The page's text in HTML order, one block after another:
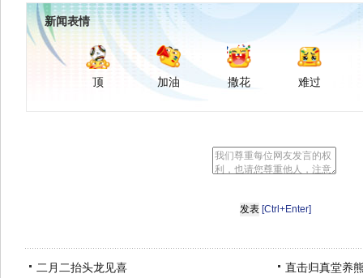
新闻表情
顶 加油 撒花 难过
[Ctrl+Enter]
二月二抬头龙见喜 直击归真堂养